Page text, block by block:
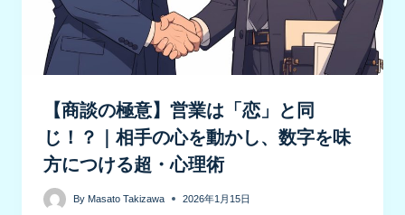
【商談の極意】営業は「恋」と同
じ！？｜相手の心を動かし、数字を味
方につける超・心理術
By Masato Takizawa 2026年1月15日